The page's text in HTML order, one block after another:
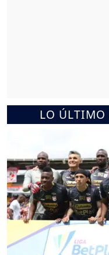
LO ÚLTIMO